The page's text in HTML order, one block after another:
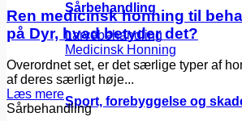
Sårbehandling
Larvebehandling
Medicinsk Honning
Sport, forebyggelse og
Ren medicinsk honning til
på Dyr, hvad betyder det?
Overordnet set, er det særlige typer af
af deres særligt høje...
Læs mere
Sårbehandling